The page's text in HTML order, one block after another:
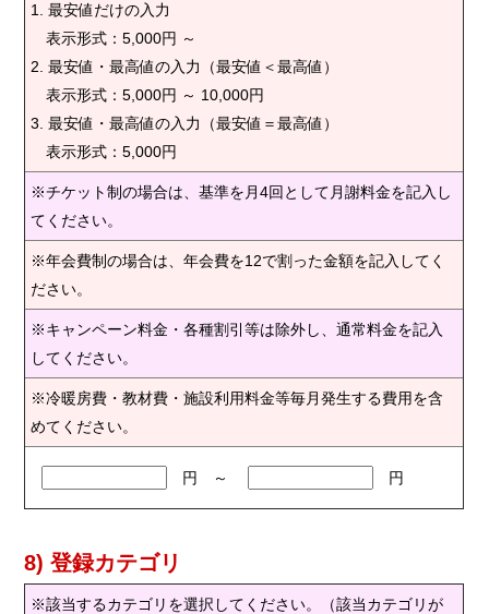
1. 最安値だけの入力
表示形式：5,000円 ～
2. 最安値・最高値の入力（最安値＜最高値）
表示形式：5,000円 ～ 10,000円
3. 最安値・最高値の入力（最安値＝最高値）
表示形式：5,000円
※チケット制の場合は、基準を月4回として月謝料金を記入し
てください。
※年会費制の場合は、年会費を12で割った金額を記入してく
ださい。
※キャンペーン料金・各種割引等は除外し、通常料金を記入
してください。
※冷暖房費・教材費・施設利用料金等毎月発生する費用を含
めてください。
円 ～ 円
8) 登録カテゴリ
※該当するカテゴリを選択してください。（該当カテゴリが